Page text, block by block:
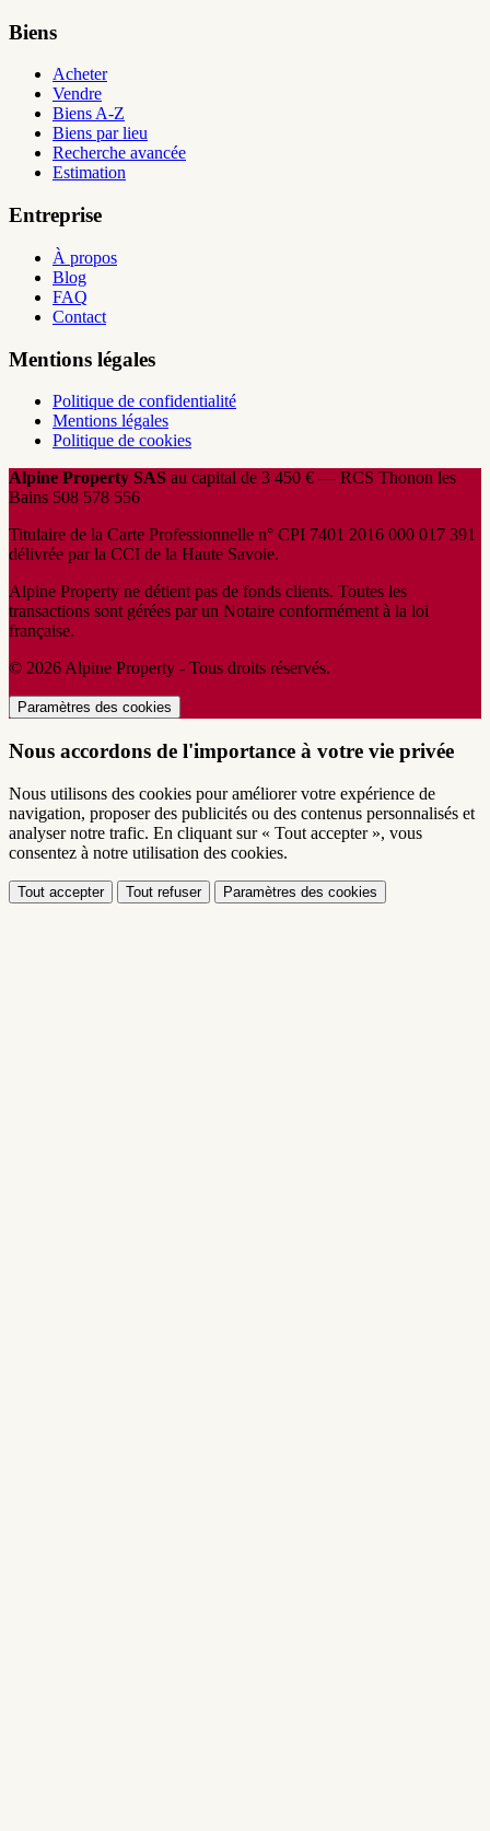
Biens
Acheter
Vendre
Biens A-Z
Biens par lieu
Recherche avancée
Estimation
Entreprise
À propos
Blog
FAQ
Contact
Mentions légales
Politique de confidentialité
Mentions légales
Politique de cookies
Alpine Property SAS au capital de 3 450 € — RCS Thonon les
Bains 508 578 556
Titulaire de la Carte Professionnelle n° CPI 7401 2016 000 017 391
délivrée par la CCI de la Haute Savoie.
Alpine Property ne détient pas de fonds clients. Toutes les
transactions sont gérées par un Notaire conformément à la loi
française.
© 2026 Alpine Property - Tous droits réservés.
Paramètres des cookies
Nous accordons de l'importance à votre vie privée
Nous utilisons des cookies pour améliorer votre expérience de
navigation, proposer des publicités ou des contenus personnalisés et
analyser notre trafic. En cliquant sur « Tout accepter », vous
consentez à notre utilisation des cookies.
Tout accepter Tout refuser Paramètres des cookies